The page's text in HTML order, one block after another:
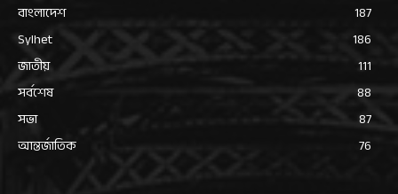
বাংলাদেশ
187
Sylhet
186
জাতীয়
111
সর্বশেষ
88
সভা
87
আন্তর্জাতিক
76